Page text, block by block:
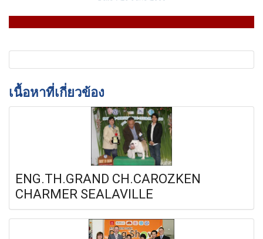
เนื้อหาที่เกี่ยวข้อง
ENG.TH.GRAND CH.CAROZKEN
CHARMER SEALAVILLE